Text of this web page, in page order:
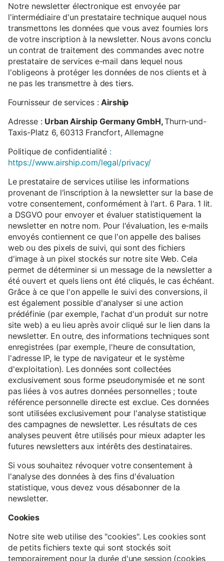
Notre newsletter électronique est envoyée par
l'intermédiaire d'un prestataire technique auquel nous
transmettons les données que vous avez fournies lors
de votre inscription à la newsletter. Nous avons conclu
un contrat de traitement des commandes avec notre
prestataire de services e-mail dans lequel nous
l'obligeons à protéger les données de nos clients et à
ne pas les transmettre à des tiers.
Fournisseur de services :Airship
Adresse : Urban Airship Germany GmbH,Thurn-und-
Taxis-Platz 6, 60313 Francfort, Allemagne
Politique de confidentialité :
https://www.airship.com/legal/privacy/
Le prestataire de services utilise les informations
provenant de l'inscription à la newsletter sur la base de
votre consentement, conformément à l'art. 6 Para. 1 lit.
a DSGVO pour envoyer et évaluer statistiquement la
newsletter en notre nom. Pour l'évaluation, les e-mails
envoyés contiennent ce que l'on appelle des balises
web ou des pixels de suivi, qui sont des fichiers
d'image à un pixel stockés sur notre site Web. Cela
permet de déterminer si un message de la newsletter a
été ouvert et quels liens ont été cliqués, le cas échéant.
Grâce à ce que l'on appelle le suivi des conversions, il
est également possible d'analyser si une action
prédéfinie (par exemple, l'achat d'un produit sur notre
site web) a eu lieu après avoir cliqué sur le lien dans la
newsletter. En outre, des informations techniques sont
enregistrées (par exemple, l'heure de consultation,
l'adresse IP, le type de navigateur et le système
d'exploitation). Les données sont collectées
exclusivement sous forme pseudonymisée et ne sont
pas liées à vos autres données personnelles ; toute
référence personnelle directe est exclue. Ces données
sont utilisées exclusivement pour l'analyse statistique
des campagnes de newsletter. Les résultats de ces
analyses peuvent être utilisés pour mieux adapter les
futures newsletters aux intérêts des destinataires.
Si vous souhaitez révoquer votre consentement à
l'analyse des données à des fins d'évaluation
statistique, vous devez vous désabonner de la
newsletter.
Cookies
Notre site web utilise des "cookies". Les cookies sont
de petits fichiers texte qui sont stockés soit
temporairement pour la durée d'une session (cookies